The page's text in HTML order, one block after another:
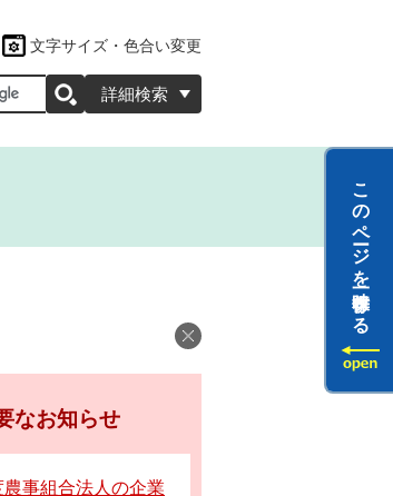
文字サイズ・色合い変更
索
詳細検索
なお知らせ
事組合法人の企業
このページを一時保存する